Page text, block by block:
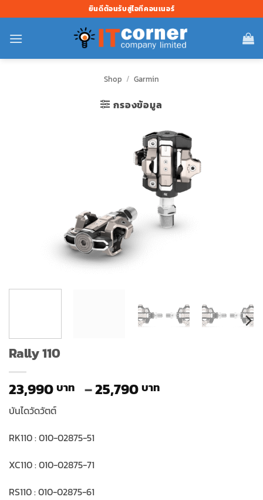
ไป
ยัง
ยินดีต้อนรับสู่ไอทีคอนเนอร์
Shop / Garmin
กรองข้อมูล
Rally 110
23,990 –25,790
บันไดวัดวัตต์
RK110 : 010-02875-51
XC110 : 010-02875-71
RS110 : 010-02875-61